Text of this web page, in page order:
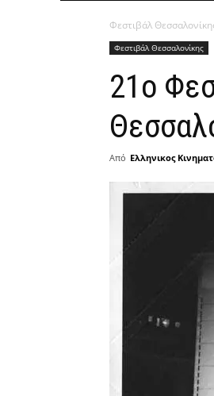
Φεστιβάλ
Φεστιβάλ Θεσσαλονίκης
21ο
Από Ελληνικος